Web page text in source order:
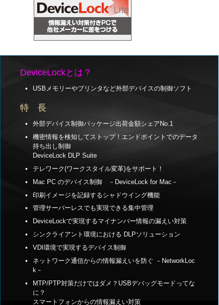
DeviceLockとは？
USBメモリーやプリンタなど外部デバイスの制御ソフト
特 長
外部デバイス制御パッケージ出荷金額シェアNo.1
機密情報を検知してストップ！エンドポイントでのデータ
持ち出し制御
DeviceLock DLP Suite
テレワーク(ワークスタイル変革)をサポート！
Mac PC のデバイス制御 －DeviceLock for Mac－
印刷イメージを記録するシャドウイング機能
管理サーバーレスでも実現できる集中管理
DeviceLockで実現するマイナンバー情報の漏えい対策
シンクライアント環境における DLPソリューション
VDI環境で実現するデバイス制御
ネットワーク通信からの情報漏えいを防ぐ －NetworkLoc
k－
MTP/PTP対策だけではダメ？USBデバッグモードってな
に？
スマートフォンからの情報漏えい対策